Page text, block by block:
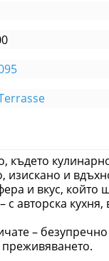
и
и вкус, който
с авторска
–